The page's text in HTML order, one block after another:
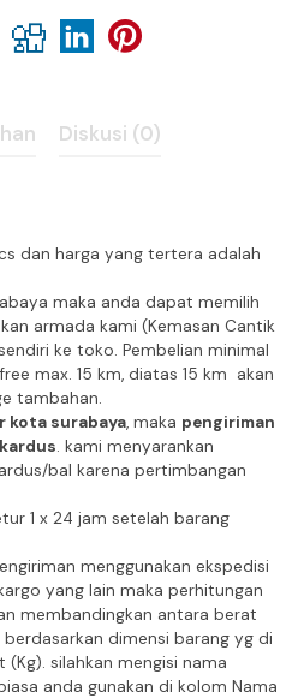
Diskusi (0)
dan harga yang tertera adalah
maka anda dapat memilih
armada kami (Kemasan Cantik
ke toko. Pembelian minimal
max. 15 km, diatas 15 km akan
tambahan.
kota surabaya, maka pengiriman
. kami menyarankan
bal karena pertimbangan
1 x 24 jam setelah barang
menggunakan ekspedisi
yang lain maka perhitungan
membandingkan antara berat
dimensi barang yg di
silahkan mengisi nama
anda gunakan di kolom Nama